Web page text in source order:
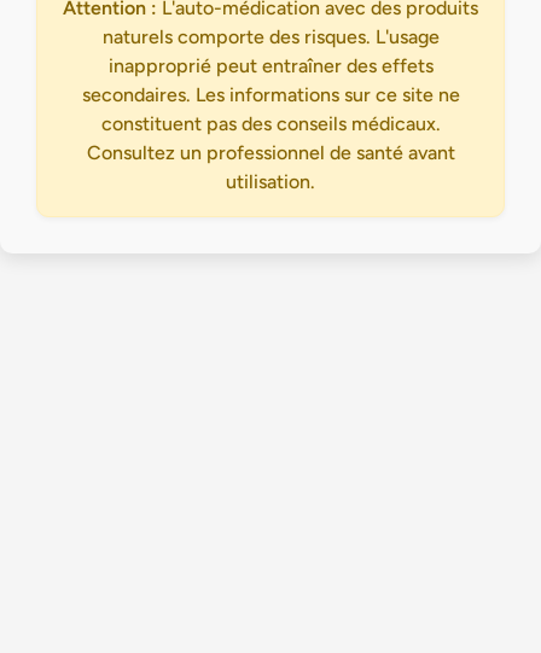
Attention : L'auto-médication avec des produits
naturels comporte des risques. L'usage
inapproprié peut entraîner des effets
secondaires. Les informations sur ce site ne
constituent pas des conseils médicaux.
Consultez un professionnel de santé avant
utilisation.